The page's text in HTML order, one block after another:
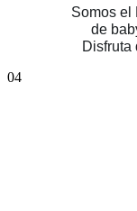
Somos el
de
Disfruta
04